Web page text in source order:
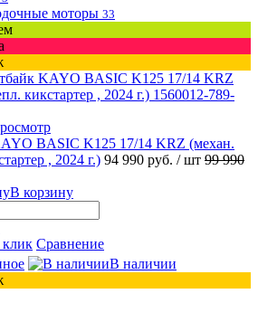
моторы 33
BASIC K125 17/14 KRZ (механ.
, 2024 г.) 94 990 руб. / шт 99 990
В корзину
Сравнение
В наличии